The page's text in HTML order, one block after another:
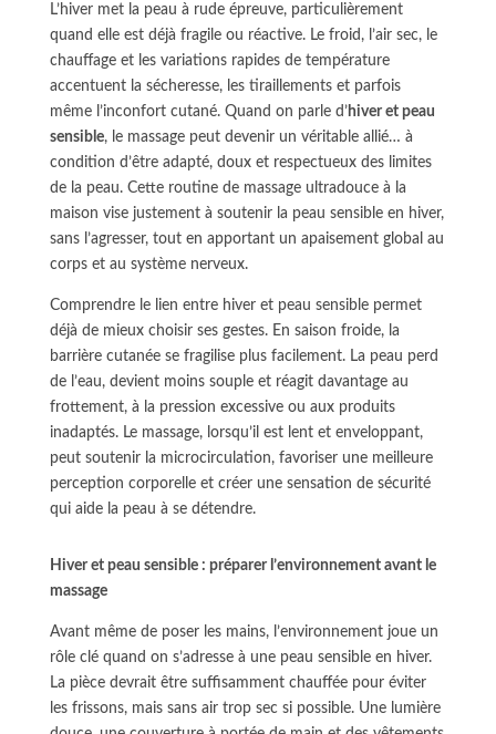
L’hiver met la peau à rude épreuve, particulièrement
quand elle est déjà fragile ou réactive. Le froid, l’air sec, le
chauffage et les variations rapides de température
accentuent la sécheresse, les tiraillements et parfois
même l’inconfort cutané. Quand on parle d’hiver et peau
sensible, le massage peut devenir un véritable allié… à
condition d’être adapté, doux et respectueux des limites
de la peau. Cette routine de massage ultradouce à la
maison vise justement à soutenir la peau sensible en hiver,
sans l’agresser, tout en apportant un apaisement global au
corps et au système nerveux.
Comprendre le lien entre hiver et peau sensible permet
déjà de mieux choisir ses gestes. En saison froide, la
barrière cutanée se fragilise plus facilement. La peau perd
de l’eau, devient moins souple et réagit davantage au
frottement, à la pression excessive ou aux produits
inadaptés. Le massage, lorsqu’il est lent et enveloppant,
peut soutenir la microcirculation, favoriser une meilleure
perception corporelle et créer une sensation de sécurité
qui aide la peau à se détendre.
Hiver et peau sensible : préparer l’environnement avant le
massage
Avant même de poser les mains, l’environnement joue un
rôle clé quand on s’adresse à une peau sensible en hiver.
La pièce devrait être suffisamment chauffée pour éviter
les frissons, mais sans air trop sec si possible. Une lumière